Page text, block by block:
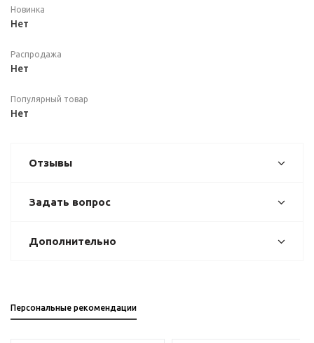
Новинка
Нет
Распродажа
Нет
Популярный товар
Нет
Отзывы
Задать вопрос
Дополнительно
Персональные рекомендации